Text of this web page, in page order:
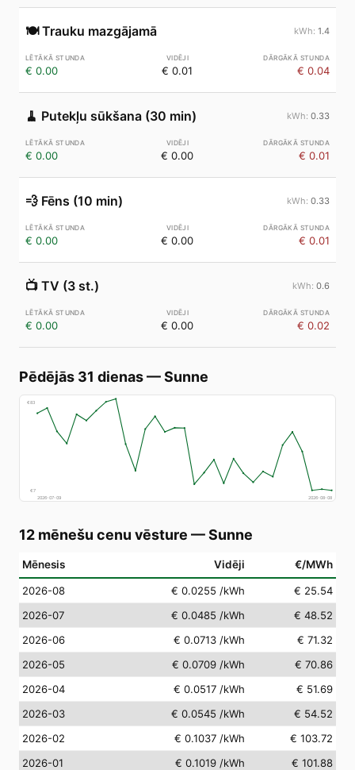
🍽️ Trauku mazgājamā 1.4
€ 0.00 € 0.01 € 0.04
🧹 Putekļu sūkšana (30 min) 0.33
€ 0.00 € 0.00 € 0.01
💨 Fēns (10 min) 0.33
€ 0.00 € 0.00 € 0.01
📺 TV (3 st.) 0.6
€ 0.00 € 0.00 € 0.02
Pēdējās 31 dienas—Sunne
€83
€7
2026-07-09
2026-08-08
12 mēnešu cenu vēsture —Sunne
Mēnesis Vidēji €/MWh
2026-08 € 0.0255 /kWh
€ 25.54
2026-07
€ 0.0485 /kWh
€ 48.52
2026-06
€ 0.0713 /kWh
€ 71.32
2026-05
€ 0.0709 /kWh
€ 70.86
2026-04
€ 0.0517 /kWh
€ 51.69
2026-03
€ 0.0545 /kWh
€ 54.52
2026-02
€ 0.1037 /kWh
€ 103.72
2026-01
€ 0.1019 /kWh
€ 101.88